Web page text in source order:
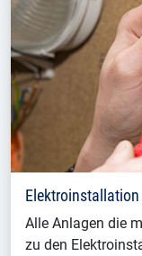
Elektroinstallation
Alle Anlagen die
zu den